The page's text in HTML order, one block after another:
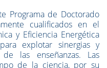
Programa de Doctorado
cualificados en el
y Eficiencia Energética
explotar sinergias y
las enseñanzas. Las
de la ciencia, por su